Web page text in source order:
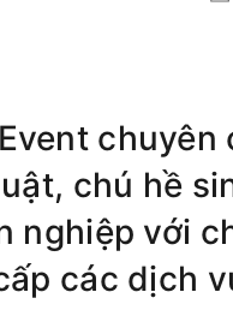
chú hề
nghiệp với
các dịch